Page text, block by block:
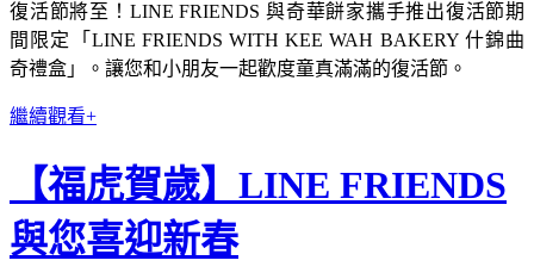
復活節將至！LINE FRIENDS 與奇華餅家攜手推出復活節期
間限定「LINE FRIENDS WITH KEE WAH BAKERY 什錦曲
奇禮盒」。讓您和小朋友一起歡度童真滿滿的復活節。
繼續觀看+
【福虎賀歲】LINE FRIENDS
與您喜迎新春